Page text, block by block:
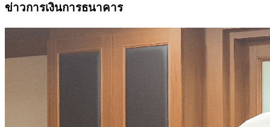
ข่าวการเงินการธนาคาร